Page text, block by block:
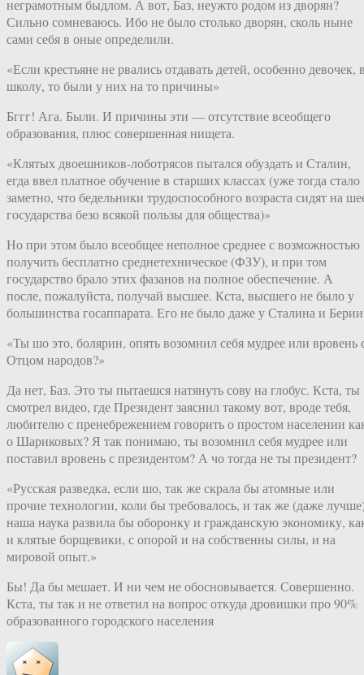
неграмотным быдлом. А вот, Баз, неужто родом из дворян?
Сильно сомневаюсь. Ибо не было столько дворян, сколь ныне
сами себя в оные определили.
«Если крестьяне не рвались отдавать детей, особенно девочек,
школу, то были у них на то причины»
Бггг! Ага. Были. И причины эти — отсутствие всеобщего
образования, плюс совершенная нищета.
«Клятых двоешников-лоботрясов пытался обуздать и Сталин,
егда ввел платное обучение в старших классах (уже тогда стало
заметно, что бедельники трудоспособного возраста сидят на
государства безо всякой пользы для общества)»
Но при этом было всеобщее неполное среднее с возможностью
получить бесплатно среднетехническое (ФЗУ), и при том
государство брало этих фазанов на полное обеспечение. А
после, пожалуйста, получай высшее. Кста, высшего не было у
большинства госаппарата. Его не было даже у Сталина и
«Ты шо это, болярин, опять возомнил себя мудрее или вровень
Отцом народов?»
Да нет, Баз. Это ты пытаешся натянуть сову на глобус. Кста, ты
смотрел видео, где Президент заяснил такому вот, вроде тебя,
любителю с пренебрежением говорить о простом населении
о Шариковых? Я так понимаю, ты возомнил себя мудрее или
поставил вровень с президентом? А чо тогда не ты президент?
«Русская разведка, если шо, так же скрала бы атомные или
прочие технологии, коли бы требовалось, и так же (даже
наша наука развила бы оборонку и гражданскую экономику,
и клятые борщевики, с опорой и на собственны силы, и на
мировой опыт.»
Бы! Да бы мешает. И ни чем не обосновывается. Совершенно.
Кста, ты так и не ответил на вопрос откуда дровишки про 90%
образованного городского населения